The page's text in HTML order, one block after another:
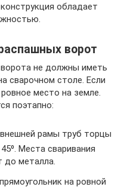
обладает
ворот
ворота не должны иметь
сварочном столе. Если
место на земле.
поэтапно:
рамы труб торцы
Места сваривания
до металла.
на ровной